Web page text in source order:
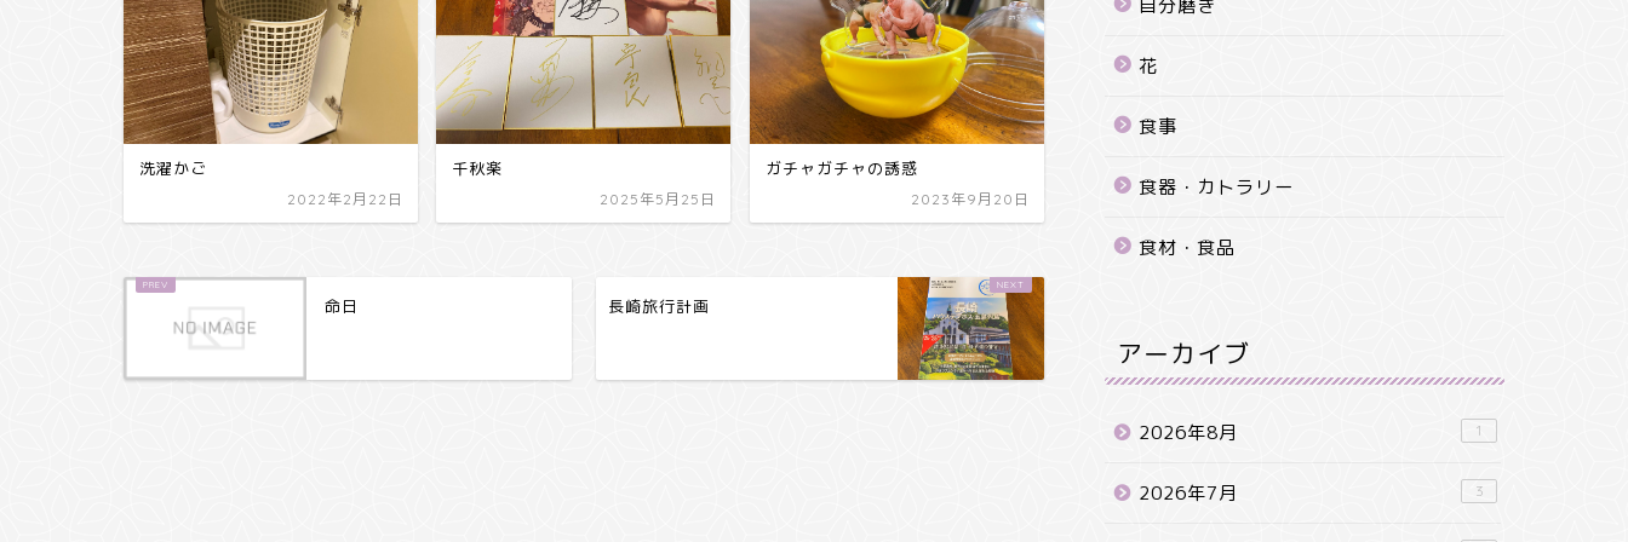
洗濯かご
2022年2月22日
千秋楽
2025年5月25日
ガチャガチャの誘惑
2023年9月20日
命日 長崎旅行計画
自分磨き
花
食事
食器・カトラリー
食材・食品
アーカイブ
2026年8月 1
2026年7月 3